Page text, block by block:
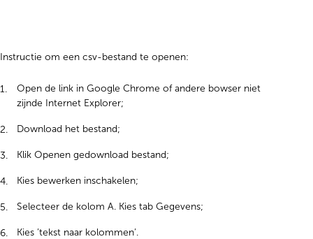
Instructie om een csv-bestand te openen:
Open de link in Google Chrome of andere bowser niet
zijnde Internet Explorer;
Download het bestand;
Klik Openen gedownload bestand;
Kies bewerken inschakelen;
Selecteer de kolom A. Kies tab Gegevens;
Kies ’tekst naar kolommen’.